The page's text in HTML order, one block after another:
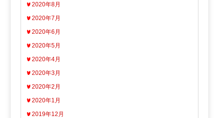
2020年8月
2020年7月
2020年6月
2020年5月
2020年4月
2020年3月
2020年2月
2020年1月
2019年12月